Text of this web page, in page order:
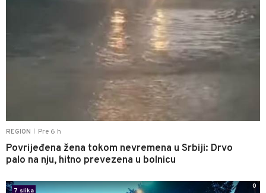
REGION Pre 6 h
Povrijeđena žena tokom nevremena u Srbiji: Drvo
palo na nju, hitno prevezena u bolnicu
7 slika
0